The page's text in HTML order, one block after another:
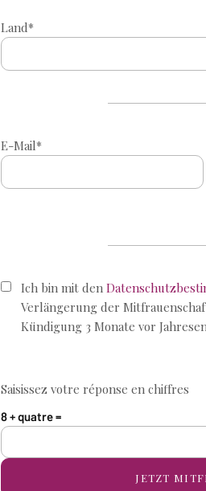
Land*
E-Mail*
Ich bin mit den
Verlängerung der
Kündigung 3 Monate vor
Bitte lasse dieses Feld leer.
Saisissez votre réponse en chiffres
8 + quatre =